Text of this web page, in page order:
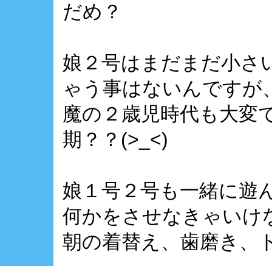
だめ？
娘２号はまだまだ小さ
ゃう事はないんですが
魔の２歳児時代も大変
期？？(>_<)
娘１号２号も一緒に遊
何かをさせなきゃいけ
朝の着替え、歯磨き、